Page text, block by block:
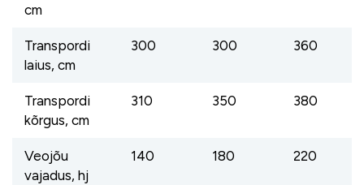
cm
Transpordi
laius, cm
300 300 360
Transpordi
kõrgus, cm
310 350 380
Veojõu
vajadus, hj
140 180 220